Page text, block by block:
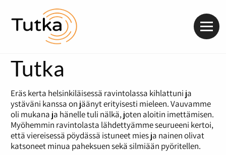
Tutka
Eräs kerta helsinkiläisessä ravintolassa kihlattuni ja
ystäväni kanssa on jäänyt erityisesti mieleen. Vauvamme
oli mukana ja hänelle tuli nälkä, joten aloitin imettämisen.
Myöhemmin ravintolasta lähdettyämme seurueeni kertoi,
että viereisessä pöydässä istuneet mies ja nainen olivat
katsoneet minua paheksuen sekä silmiään pyöritellen.